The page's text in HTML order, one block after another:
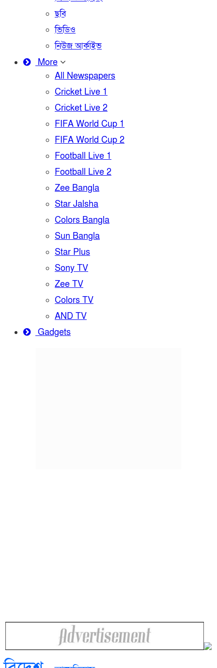
ছবি
ভিডিও
নিউজ আর্কাইভ
More
All Newspapers
Cricket Live 1
Cricket Live 2
FIFA World Cup 1
FIFA World Cup 2
Football Live 1
Football Live 2
Zee Bangla
Star Jalsha
Colors Bangla
Sun Bangla
Star Plus
Sony TV
Zee TV
Colors TV
AND TV
Gadgets